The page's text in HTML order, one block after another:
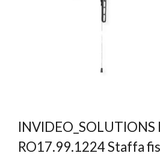
INVIDEO_SOLUTIONS
RO17.99.1224 Staffa